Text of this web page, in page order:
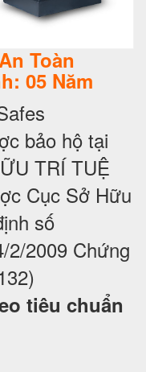
Toàn
05 Năm
bảo hộ tại
TRÍ TUỆ
Cục Sở Hữu
số
2/2009 Chứng
tiêu chuẩn